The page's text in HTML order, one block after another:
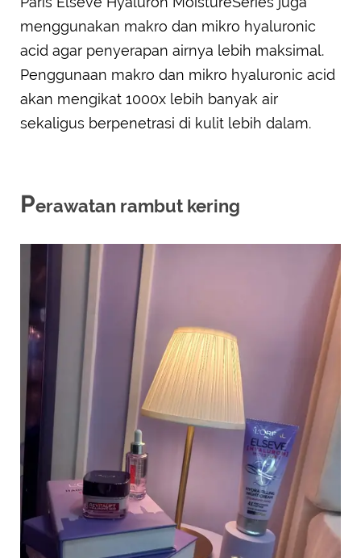
menggunakan makro dan mikro hyaluronic
acid agar penyerapan airnya lebih maksimal.
Penggunaan makro dan mikro hyaluronic acid
akan mengikat 1000x lebih banyak air
sekaligus berpenetrasi di kulit lebih dalam.
Perawatan rambut kering